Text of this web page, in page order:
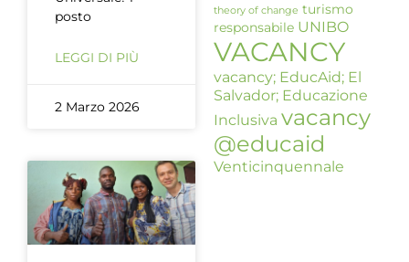
posto
LEGGI DI PIÙ
2 Marzo 2026
theory of change turismo
responsabile UNIBO
VACANCY
vacancy; EducAid; El
Salvador; Educazione
Inclusiva vacancy
@educaid
Venticinquennale